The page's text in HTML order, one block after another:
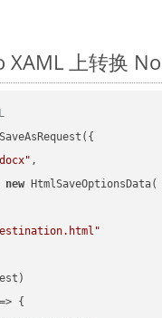
XAML 上转换
SaveAsRequest({
,
new HtmlSaveOptionsData(
{